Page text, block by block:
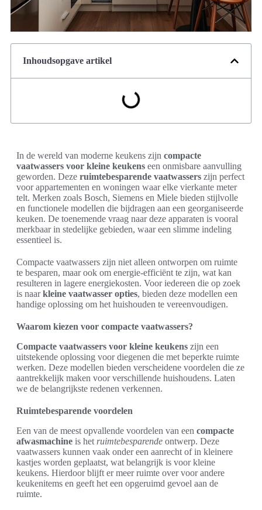
Inhoudsopgave artikel
In de wereld van moderne keukens zijn compacte
vaatwassers voor kleine keukens een onmisbare aanvulling
geworden. Deze ruimtebesparende vaatwassers zijn perfect
voor appartementen en woningen waar elke vierkante meter
telt. Merken zoals Bosch, Siemens en Miele bieden stijlvolle
en functionele modellen die bijdragen aan een georganiseerde
keuken. De toenemende vraag naar deze apparaten is vooral
merkbaar in stedelijke gebieden, waar een slimme indeling
essentieel is.
Compacte vaatwassers zijn niet alleen ontworpen om ruimte
te besparen, maar ook om energie-efficiënt te zijn, wat kan
resulteren in lagere energiekosten. Voor iedereen die op zoek
is naarkleine vaatwasser opties, bieden deze modellen een
handige oplossing om het huishouden te vereenvoudigen.
Waarom kiezen voor compacte vaatwassers?
Compacte vaatwassers voor kleine keukens zijn een
uitstekende oplossing voor diegenen die met beperkte ruimte
werken. Deze modellen bieden verscheidene voordelen die ze
aantrekkelijk maken voor verschillende huishoudens. Laten
we de belangrijkste redenen verkennen.
Ruimtebesparende voordelen
Een van de meest opvallende voordelen van een compacte
afwasmachine is het ruimtebesparende ontwerp. Deze
vaatwassers kunnen vaak onder een aanrecht of in kleinere
kastjes worden geplaatst, wat belangrijk is voor kleine
keukens. Hierdoor blijft er meer ruimte over voor andere
keukenitems en geeft het een opgeruimd gevoel aan de
ruimte.